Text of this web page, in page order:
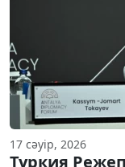
17 сәуір, 2026
Түркия